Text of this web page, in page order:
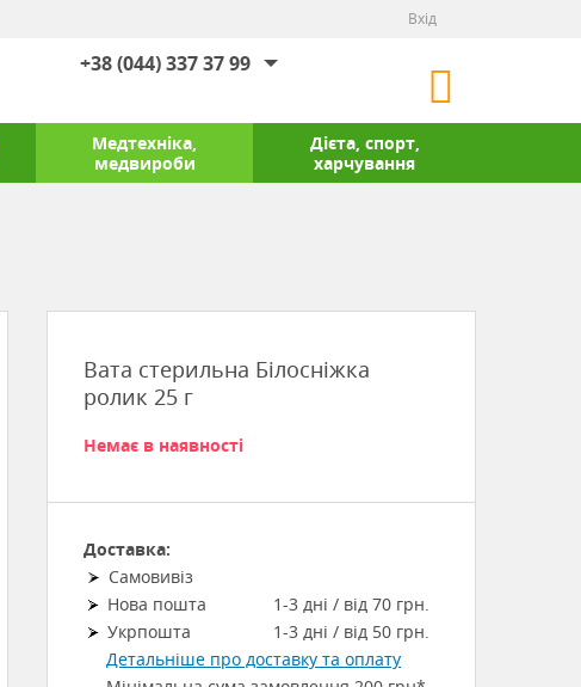
Вхід
+38 (044) 337 37 99
Медтехніка,
медвироби
Дієта, спорт,
харчування
Вата стерильна Білосніжка
ролик 25 г
Немає в наявності
Доставка:
Самовивіз
Нова пошта
1-3 дні / від 70 грн.
Укрпошта
1-3 дні / від 50 грн.
Детальніше про доставку та оплату